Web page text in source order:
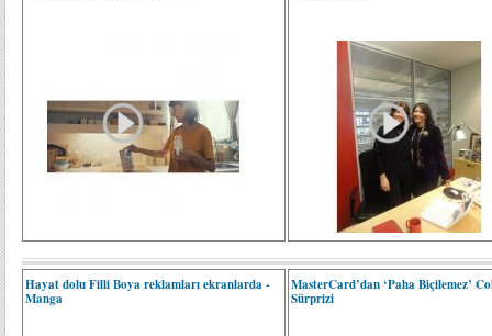
Hayat dolu Filli Boya reklamları ekranlarda -
Manga
MasterCard’dan ‘Paha Biçilemez’
Sürprizi